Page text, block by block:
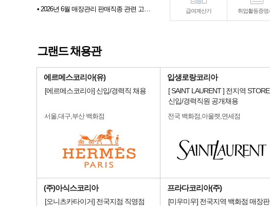
• 2026년 6월 매장관리 판매직종 관련 고용동향
급여계산기 취업활동증명
그랜드 채용관
에르메스코리아(유)
[에르메스코리아] 신입/경력직 채용
서울,대구,부산 백화점
입생로랑코리아
[ SAINT LAURENT ] 전지역 STORE
신입/경력직원 공개채용
전국 백화점,아울렛,면세점
(주)아식스코리아
[오니츠카타이거] 전국지점 직영점
프라다코리아(주)
[미우미우] 전국지역 백화점 매장판